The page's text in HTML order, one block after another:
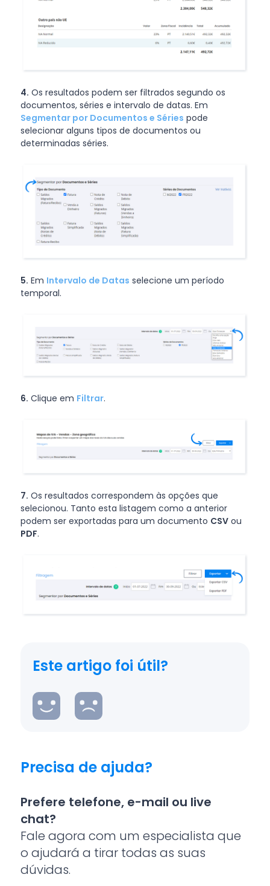
4. Os resultados podem ser filtrados segundo os
documentos, séries e intervalo de datas. Em
Segmentar por Documentos e Séries pode
selecionar alguns tipos de documentos ou
determinadas séries.
5. Em Intervalo de Datas selecione um período
temporal.
6. Clique em Filtrar.
7. Os resultados correspondem às opções que
selecionou. Tanto esta listagem como a anterior
podem ser exportadas para um documento CSVou
PDF.
Este artigo foi útil?
Precisa de ajuda?
Prefere telefone, e-mail ou live
chat?
Fale agora com um especialista que
o ajudará a tirar todas as suas
dúvidas.